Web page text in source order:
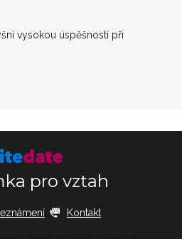
vysokou úspěšností při
pro vztah
Kontakt